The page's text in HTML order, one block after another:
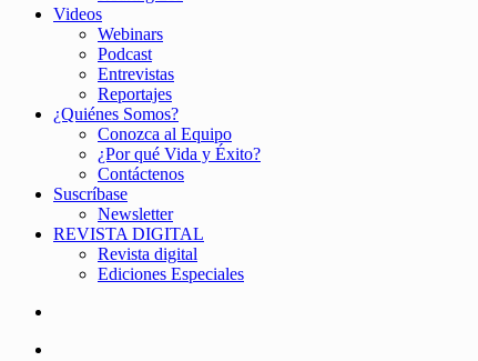
Videos
Webinars
Podcast
Entrevistas
Reportajes
¿Quiénes Somos?
Conozca al Equipo
¿Por qué Vida y Éxito?
Contáctenos
Suscríbase
Newsletter
REVISTA DIGITAL
Revista digital
Ediciones Especiales